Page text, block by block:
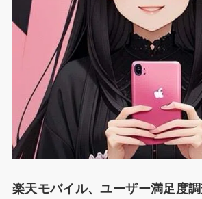
楽天モバイル、ユーザー満足度